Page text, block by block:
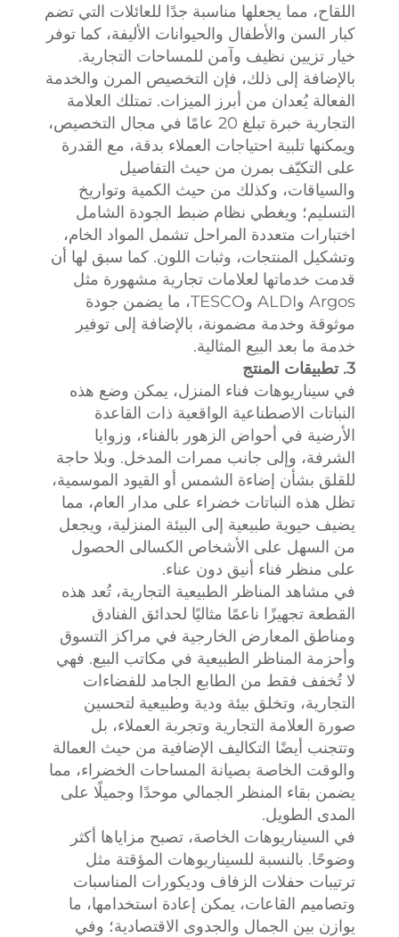
اللقاح، مما يجعلها مناسبة جدًا للعائلات التي تضم
كبار السن والأطفال والحيوانات الأليفة، كما توفر
خيار تزيين نظيف وآمن للمساحات التجارية.
بالإضافة إلى ذلك، فإن التخصيص المرن والخدمة
الفعالة يُعدان من أبرز الميزات. تمتلك العلامة
التجارية خبرة تبلغ 20 عامًا في مجال التخصيص،
ويمكنها تلبية احتياجات العملاء بدقة، مع القدرة
على التكيّف بمرن من حيث التفاصيل
والسياقات، وكذلك من حيث الكمية وتواريخ
التسليم؛ ويغطي نظام ضبط الجودة الشامل
اختبارات متعددة المراحل تشمل المواد الخام،
وتشكيل المنتجات، وثبات اللون. كما سبق لها أن
قدمت خدماتها لعلامات تجارية مشهورة مثل
Argos وALDI وTESCO، ما يضمن جودة
موثوقة وخدمة مضمونة، بالإضافة إلى توفير
خدمة ما بعد البيع المثالية.
3. تطبيقات المنتج
في سيناريوهات فناء المنزل، يمكن وضع هذه
النباتات الاصطناعية الواقعية ذات القاعدة
الأرضية في أحواض الزهور بالفناء، وزوايا
الشرفة، وإلى جانب ممرات المدخل. وبلا حاجة
للقلق بشأن إضاءة الشمس أو القيود الموسمية،
تظل هذه النباتات خضراء على مدار العام، مما
يضيف حيوية طبيعية إلى البيئة المنزلية، ويجعل
من السهل على الأشخاص الكسالى الحصول
على منظر فناء أنيق دون عناء.
في مشاهد المناظر الطبيعية التجارية، تُعد هذه
القطعة تجهيزًا ناعمًا مثاليًا لحدائق الفنادق
ومناطق المعارض الخارجية في مراكز التسوق
وأحزمة المناظر الطبيعية في مكاتب البيع. فهي
لا تُخفف فقط من الطابع الجامد للفضاءات
التجارية، وتخلق بيئة ودية وطبيعية لتحسين
صورة العلامة التجارية وتجربة العملاء، بل
وتتجنب أيضًا التكاليف الإضافية من حيث العمالة
والوقت الخاصة بصيانة المساحات الخضراء، مما
يضمن بقاء المنظر الجمالي موحدًا وجميلًا على
المدى الطويل.
في السيناريوهات الخاصة، تصبح مزاياها أكثر
وضوحًا. بالنسبة للسيناريوهات المؤقتة مثل
ترتيبات حفلات الزفاف وديكورات المناسبات
وتصاميم القاعات، يمكن إعادة استخدامها، ما
يوازن بين الجمال والجدوى الاقتصادية؛ وفي